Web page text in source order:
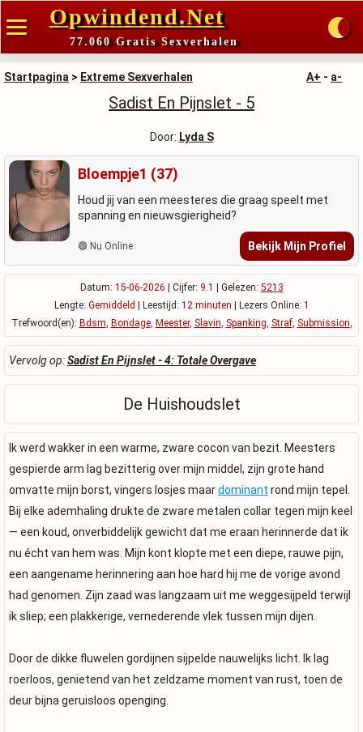
Opwindend.Net
77.060 Gratis Sexverhalen
Startpagina > Extreme Sexverhalen A+ - a-
Sadist En Pijnslet - 5
Door: Lyda S
Bloempje1 (37)
Houd jij van een meesteres die graag speelt met
spanning en nieuwsgierigheid?
🟢 Nu Online Bekijk Mijn Profiel
Datum: 15-06-2026 | Cijfer: 9.1 | Gelezen: 5213
Lengte: Gemiddeld | Leestijd: 12 minuten | Lezers Online: 1
Trefwoord(en): Bdsm, Bondage, Meester, Slavin, Spanking, Straf, Submission,
Vervolg op:Sadist En Pijnslet - 4: Totale Overgave
De Huishoudslet
Ik werd wakker in een warme, zware cocon van bezit. Meesters
gespierde arm lag bezitterig over mijn middel, zijn grote hand
omvatte mijn borst, vingers losjes maardominant rond mijn tepel.
Bij elke ademhaling drukte de zware metalen collar tegen mijn keel
— een koud, onverbiddelijk gewicht dat me eraan herinnerde dat ik
nu écht van hem was. Mijn kont klopte met een diepe, rauwe pijn,
een aangename herinnering aan hoe hard hij me de vorige avond
had genomen. Zijn zaad was langzaam uit me weggesijpeld terwijl
ik sliep; een plakkerige, vernederende vlek tussen mijn dijen.
Door de dikke fluwelen gordijnen sijpelde nauwelijks licht. Ik lag
roerloos, genietend van het zeldzame moment van rust, toen de
deur bijna geruisloos openging.